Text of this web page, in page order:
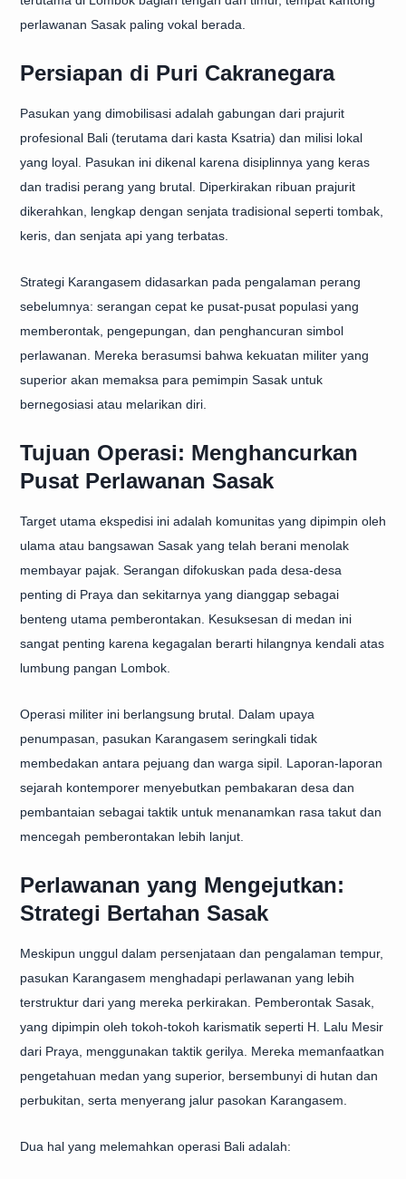
perlawanan Sasak paling vokal berada.
Persiapan di Puri Cakranegara
Pasukan yang dimobilisasi adalah gabungan dari prajurit
profesional Bali (terutama dari kasta Ksatria) dan milisi lokal
yang loyal. Pasukan ini dikenal karena disiplinnya yang keras
dan tradisi perang yang brutal. Diperkirakan ribuan prajurit
dikerahkan, lengkap dengan senjata tradisional seperti tombak,
keris, dan senjata api yang terbatas.
Strategi Karangasem didasarkan pada pengalaman perang
sebelumnya: serangan cepat ke pusat-pusat populasi yang
memberontak, pengepungan, dan penghancuran simbol
perlawanan. Mereka berasumsi bahwa kekuatan militer yang
superior akan memaksa para pemimpin Sasak untuk
bernegosiasi atau melarikan diri.
Tujuan Operasi: Menghancurkan
Pusat Perlawanan Sasak
Target utama ekspedisi ini adalah komunitas yang dipimpin oleh
ulama atau bangsawan Sasak yang telah berani menolak
membayar pajak. Serangan difokuskan pada desa-desa
penting di Praya dan sekitarnya yang dianggap sebagai
benteng utama pemberontakan. Kesuksesan di medan ini
sangat penting karena kegagalan berarti hilangnya kendali atas
lumbung pangan Lombok.
Operasi militer ini berlangsung brutal. Dalam upaya
penumpasan, pasukan Karangasem seringkali tidak
membedakan antara pejuang dan warga sipil. Laporan-laporan
sejarah kontemporer menyebutkan pembakaran desa dan
pembantaian sebagai taktik untuk menanamkan rasa takut dan
mencegah pemberontakan lebih lanjut.
Perlawanan yang Mengejutkan:
Strategi Bertahan Sasak
Meskipun unggul dalam persenjataan dan pengalaman tempur,
pasukan Karangasem menghadapi perlawanan yang lebih
terstruktur dari yang mereka perkirakan. Pemberontak Sasak,
yang dipimpin oleh tokoh-tokoh karismatik seperti H. Lalu Mesir
dari Praya, menggunakan taktik gerilya. Mereka memanfaatkan
pengetahuan medan yang superior, bersembunyi di hutan dan
perbukitan, serta menyerang jalur pasokan Karangasem.
Dua hal yang melemahkan operasi Bali adalah: